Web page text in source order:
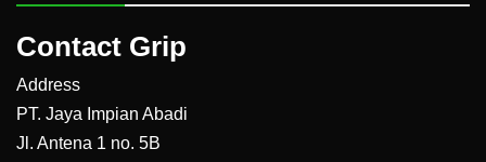
Contact Grip
Address
PT. Jaya Impian Abadi
Jl. Antena 1 no. 5B